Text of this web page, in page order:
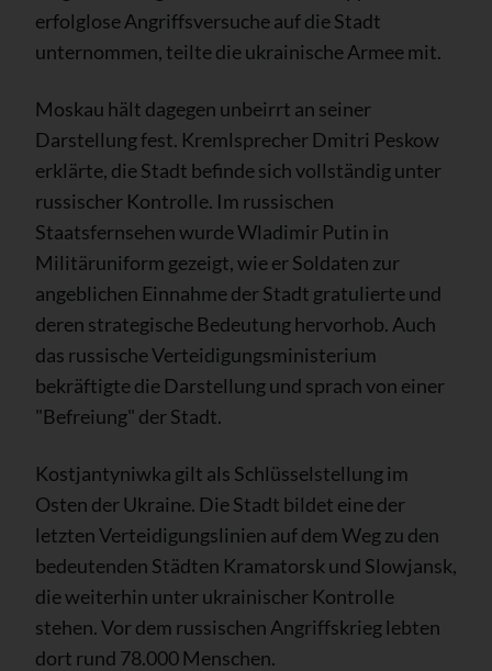
erfolglose Angriffsversuche auf die Stadt
unternommen, teilte die ukrainische Armee mit.
Moskau hält dagegen unbeirrt an seiner
Darstellung fest. Kremlsprecher Dmitri Peskow
erklärte, die Stadt befinde sich vollständig unter
russischer Kontrolle. Im russischen
Staatsfernsehen wurde Wladimir Putin in
Militäruniform gezeigt, wie er Soldaten zur
angeblichen Einnahme der Stadt gratulierte und
deren strategische Bedeutung hervorhob. Auch
das russische Verteidigungsministerium
bekräftigte die Darstellung und sprach von einer
"Befreiung" der Stadt.
Kostjantyniwka gilt als Schlüsselstellung im
Osten der Ukraine. Die Stadt bildet eine der
letzten Verteidigungslinien auf dem Weg zu den
bedeutenden Städten Kramatorsk und Slowjansk,
die weiterhin unter ukrainischer Kontrolle
stehen. Vor dem russischen Angriffskrieg lebten
dort rund 78.000 Menschen.